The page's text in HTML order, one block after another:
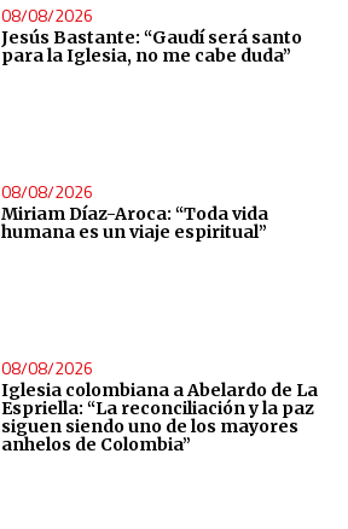
08/08/2026
Jesús Bastante: “Gaudí será santo
para la Iglesia, no me cabe duda”
08/08/2026
Miriam Díaz-Aroca: “Toda vida
humana es un viaje espiritual”
08/08/2026
Iglesia colombiana a Abelardo de La
Espriella: “La reconciliación y la paz
siguen siendo uno de los mayores
anhelos de Colombia”